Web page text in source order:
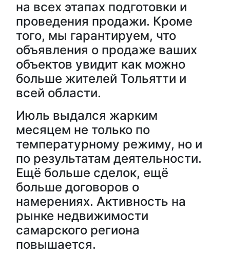
на всех этапах подготовки и
проведения продажи. Кроме
того, мы гарантируем, что
объявления о продаже ваших
объектов увидит как можно
больше жителей Тольятти и
всей области.
Июль выдался жарким
месяцем не только по
температурному режиму, но и
по результатам деятельности.
Ещё больше сделок, ещё
больше договоров о
намерениях. Активность на
рынке недвижимости
самарского региона
повышается.